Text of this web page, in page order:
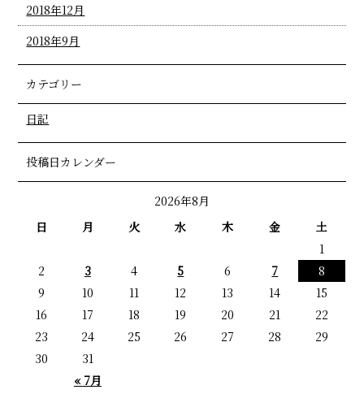
2018年12月
2018年9月
カテゴリー
日記
投稿日カレンダー
2026年8月
日
月 火 水 木 金 土
« 7月
1
2
3 4 5 6 7
8
9
10 11 12 13 14
15
16
17 18 19 20 21
22
23
24 25 26 27 28
29
30
31